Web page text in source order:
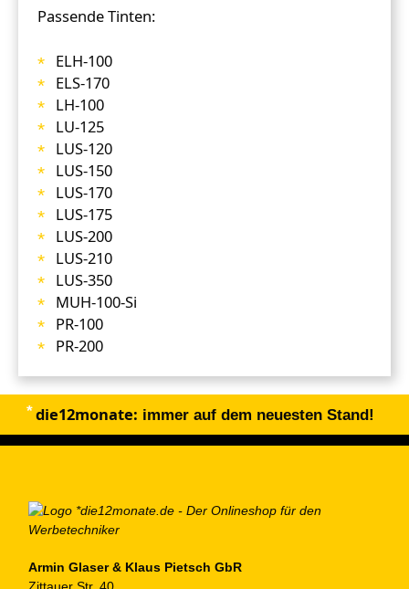
Passende Tinten:
ELH-100
ELS-170
LH-100
LU-125
LUS-120
LUS-150
LUS-170
LUS-175
LUS-200
LUS-210
LUS-350
MUH-100-Si
PR-100
PR-200
die12monate: immer auf dem neuesten Stand!
Armin Glaser & Klaus Pietsch GbR
Zittauer Str. 40